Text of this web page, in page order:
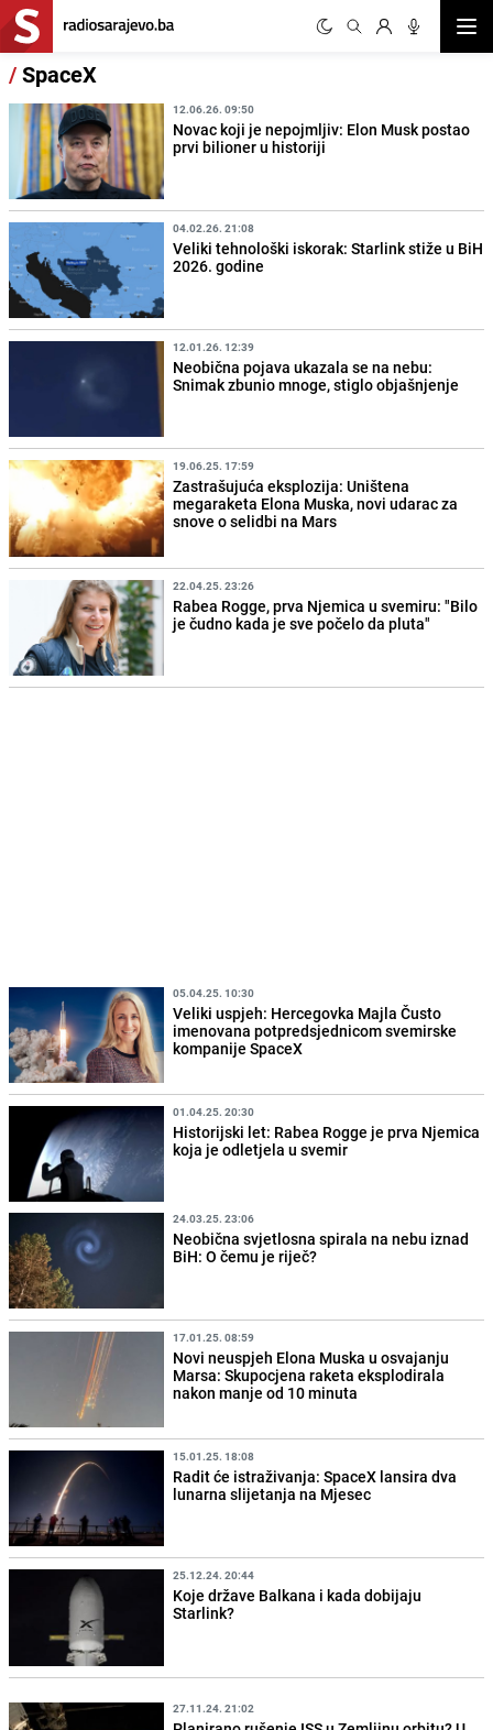
/SpaceX
12.06.26. 09:50
Novac koji je nepojmljiv: Elon Musk postao
prvi bilioner u historiji
04.02.26. 21:08
Veliki tehnološki iskorak: Starlink stiže u BiH
2026. godine
12.01.26. 12:39
Neobična pojava ukazala se na nebu:
Snimak zbunio mnoge, stiglo objašnjenje
19.06.25. 17:59
Zastrašujuća eksplozija: Uništena
megaraketa Elona Muska, novi udarac za
snove o selidbi na Mars
22.04.25. 23:26
Rabea Rogge, prva Njemica u svemiru: "Bilo
je čudno kada je sve počelo da pluta"
05.04.25. 10:30
Veliki uspjeh: Hercegovka Majla Čusto
imenovana potpredsjednicom svemirske
kompanije SpaceX
01.04.25. 20:30
Historijski let: Rabea Rogge je prva Njemica
koja je odletjela u svemir
24.03.25. 23:06
Neobična svjetlosna spirala na nebu iznad
BiH: O čemu je riječ?
17.01.25. 08:59
Novi neuspjeh Elona Muska u osvajanju
Marsa: Skupocjena raketa eksplodirala
nakon manje od 10 minuta
15.01.25. 18:08
Radit će istraživanja: SpaceX lansira dva
lunarna slijetanja na Mjesec
25.12.24. 20:44
Koje države Balkana i kada dobijaju
Starlink?
27.11.24. 21:02